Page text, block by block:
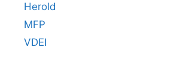
Herold
MFP
VDEI